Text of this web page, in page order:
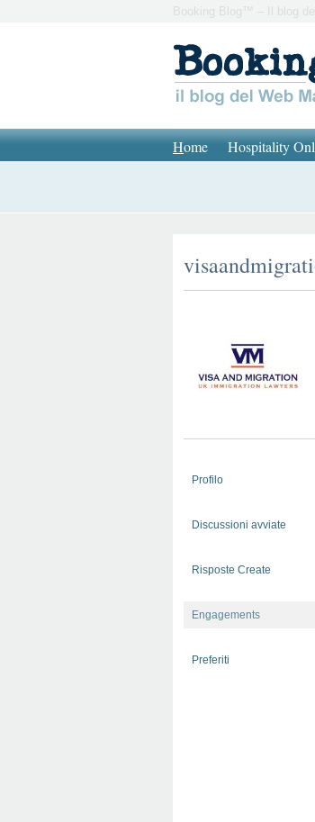
Booking Blog™ – Il blog
Home Hospitality
Profilo
Discussioni avviate
Risposte Create
Engagements
Preferiti